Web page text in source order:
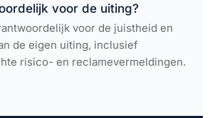
voor de uiting?
voor de juistheid en
de eigen uiting, inclusief
risico- en reclamevermeldingen.